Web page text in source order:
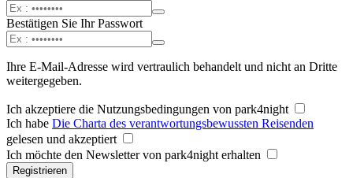
Bestätigen Sie Ihr Passwort
Ihre E-Mail-Adresse wird vertraulich behandelt und nicht an Dritte
weitergegeben.
Ich akzeptiere die Nutzungsbedingungen von park4night
Ich habe Die Charta des verantwortungsbewussten Reisenden
gelesen und akzeptiert
Ich möchte den Newsletter von park4night erhalten
Registrieren